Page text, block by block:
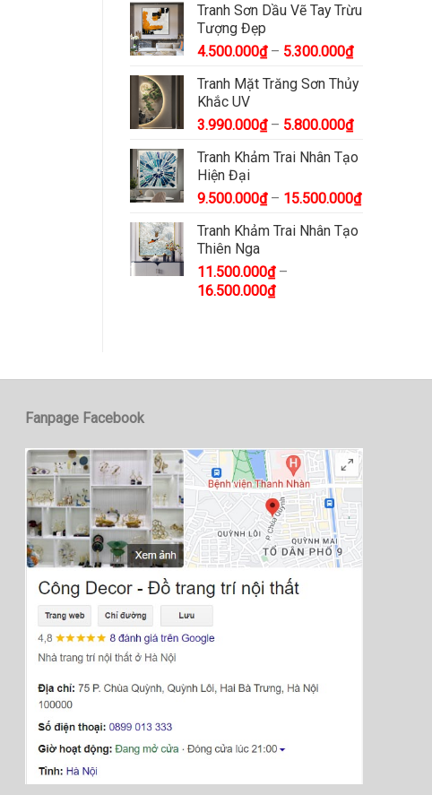
Tranh Sơn Dầu Vẽ Tay Trừu
Tượng Đẹp
4.500.000₫– 5.300.000₫
Tranh Mặt Trăng Sơn Thủy
Khắc UV
3.990.000₫– 5.800.000₫
Tranh Khảm Trai Nhân Tạo
Hiện Đại
9.500.000₫– 15.500.000₫
Tranh Khảm Trai Nhân Tạo
Thiên Nga
11.500.000₫–
16.500.000₫
Fanpage Facebook